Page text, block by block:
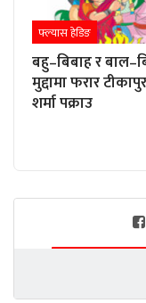
फ्ल्यास हेडिङ
बहु–बिबाह र
मुद्दामा फरार
शर्मा पक्राउ